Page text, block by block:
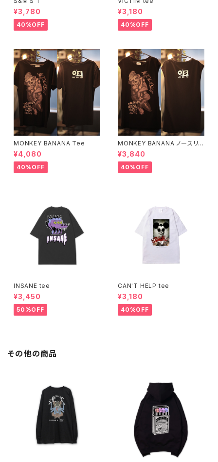
¥3,780
40%OFF
¥3,180
40%OFF
MONKEY BANANA Tee
¥4,080
40%OFF
MONKEY BANANA ノースリ
ーブ
¥3,840
40%OFF
INSANE tee
¥3,450
50%OFF
CAN'T HELP tee
¥3,180
40%OFF
その他の商品